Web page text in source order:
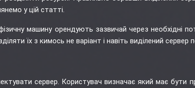
у цій статті.
машину орендують зазвичай через необхідні
їх з кимось не варіант і навіть виділений сервер
сервер. Користувач визначає який має бути